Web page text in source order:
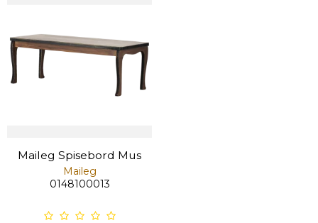
Maileg Spisebord Mus
Maileg
0148100013